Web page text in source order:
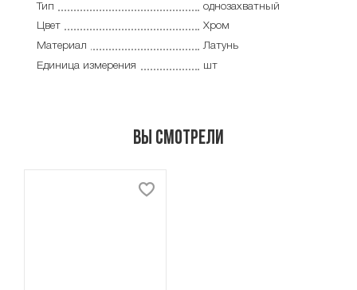
Тип
однозахватный
Цвет
Хром
Материал
Латунь
Единица измерения
шт
Вы смотрели